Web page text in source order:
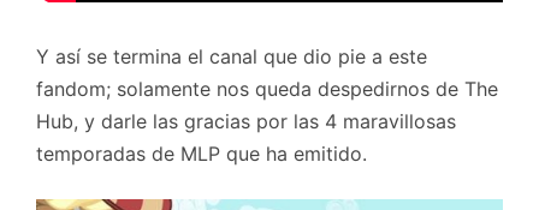
Y así se termina el canal que dio pie a este
fandom; solamente nos queda despedirnos de The
Hub, y darle las gracias por las 4 maravillosas
temporadas de MLP que ha emitido.